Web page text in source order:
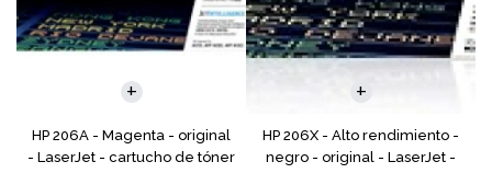
HP 206A - Magenta - original
- LaserJet - cartucho de tóner
HP 206X - Alto rendimiento -
negro - original - LaserJet -